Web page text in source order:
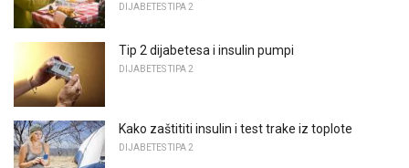
DIJABETES TIPA 2
Tip 2 dijabetesa i insulin pumpi
DIJABETES TIPA 2
Kako zaštititi insulin i test trake iz toplote
DIJABETES TIPA 2